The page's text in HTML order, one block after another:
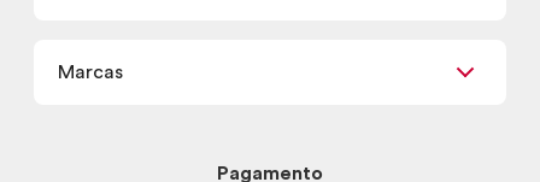
Frete e Entrega
Marcas
Pagamento